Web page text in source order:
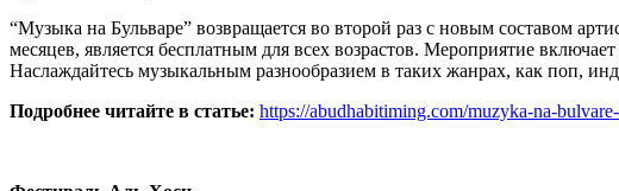
“Музыка на Бульваре” возвращается во второй раз с новым составом
месяцев, является бесплатным для всех возрастов. Мероприятие
Наслаждайтесь музыкальным разнообразием в таких жанрах, как поп,
Подробнее читайте в статье: https://abudhabitiming.com/muzyka-na-